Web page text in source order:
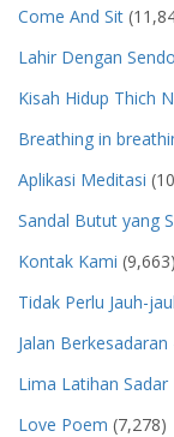
Come And Sit
Lahir Dengan
Kisah Hidup Thich
Breathing in
Aplikasi Meditasi
Sandal Butut yang
Kontak Kami (9,663)
Tidak Perlu Jauh-
Jalan
Lima Latihan Sadar
Love Poem (7,278)